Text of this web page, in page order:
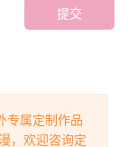
提交
专属定制作品
，欢迎咨询定